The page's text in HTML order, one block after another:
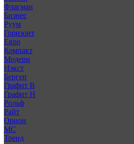
Флагман
Бизнес
Руум
Горизонт
Евро
Компакт
Модерн
Нэкст
Берген
Графит В
Графит Н
Рольф
Райт
Орион
МС
Тренд